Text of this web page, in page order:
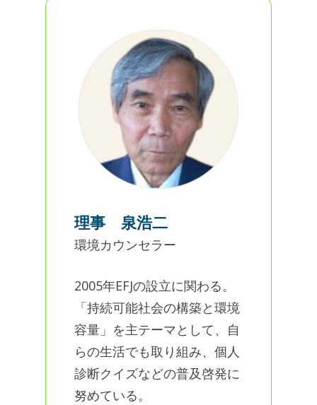
理事 泉浩二
環境カウンセラー
2005年EFJの設立に関わる。
「持続可能社会の構築と環境
容量」を主テーマとして、自
らの生活でも取り組み、個人
診断クイズなどの普及啓発に
努めている。